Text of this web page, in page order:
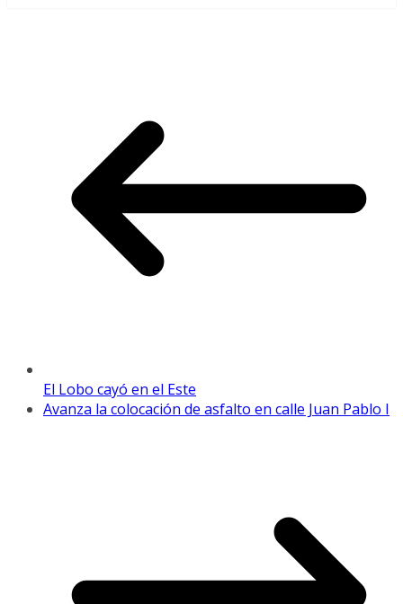
El Lobo cayó en el Este
Avanza la colocación de asfalto en calle Juan Pablo I